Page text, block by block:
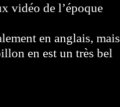
vidéo de l’époque
en anglais, mais
en est un très bel